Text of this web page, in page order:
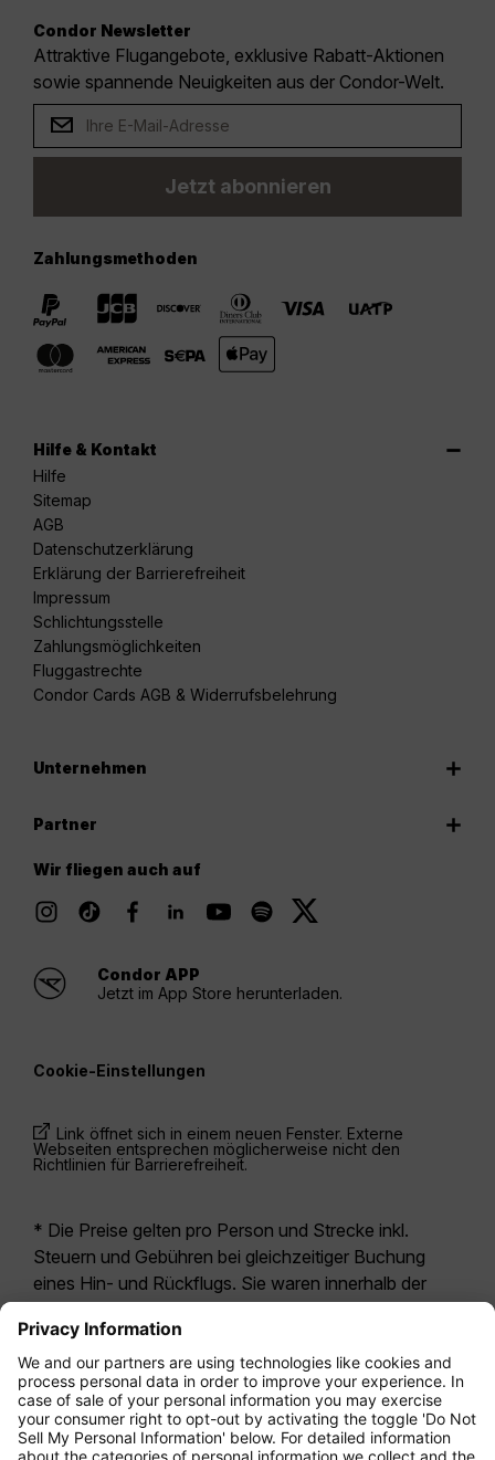
Condor Newsletter
Attraktive Flugangebote, exklusive Rabatt-Aktionen
sowie spannende Neuigkeiten aus der Condor-Welt.
Jetzt abonnieren
Zahlungsmethoden
Hilfe & Kontakt
Hilfe
Sitemap
AGB
Datenschutzerklärung
Erklärung der Barrierefreiheit
Impressum
Schlichtungsstelle
Zahlungsmöglichkeiten
Fluggastrechte
Condor Cards AGB & Widerrufsbelehrung
Unternehmen
Partner
Wir fliegen auch auf
Condor APP
Jetzt im App Store herunterladen.
Cookie-Einstellungen
Link öffnet sich in einem neuen Fenster. Externe
Webseiten entsprechen möglicherweise nicht den
Richtlinien für Barrierefreiheit.
* Die Preise gelten pro Person und Strecke inkl.
Steuern und Gebühren bei gleichzeitiger Buchung
eines Hin- und Rückflugs. Sie waren innerhalb der
möglicherweise nicht mehr aktuell. Bei den für die
Economy Class angegebenen Tarifen handelt es
sich i.d.R. um Economy Zero, unsere restriktivste
Tarifoption. Es können hierfür zusätzliche Gebühren
fürAufgabegepäck oder für andere optionale